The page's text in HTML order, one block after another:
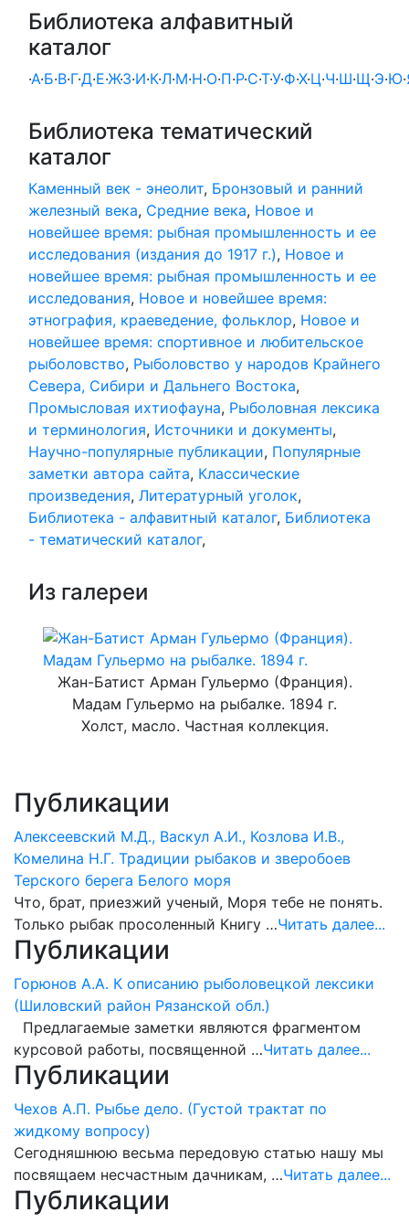
Библиотека алфавитный
каталог
·А·Б·В·Г·Д·Е·Ж·З·И·К·Л·М·Н·О·П·Р·С·Т·У·Ф·Х·Ц·Ч·Ш·Щ·Э·Ю·
Библиотека тематический
каталог
Каменный век - энеолит, Бронзовый и ранний
железный века, Средние века, Новое и
новейшее время: рыбная промышленность и ее
исследования (издания до 1917 г.), Новое и
новейшее время: рыбная промышленность и ее
исследования, Новое и новейшее время:
этнография, краеведение, фольклор, Новое и
новейшее время: спортивное и любительское
рыболовство, Рыболовство у народов Крайнего
Севера, Сибири и Дальнего Востока,
Промысловая ихтиофауна, Рыболовная лексика
и терминология, Источники и документы,
Научно-популярные публикации, Популярные
заметки автора сайта, Классические
произведения, Литературный уголок,
Библиотека - алфавитный каталог, Библиотека
- тематический каталог,
Из галереи
Жан-Батист Арман Гульермо (Франция).
Мадам Гульермо на рыбалке. 1894 г.
Холст, масло. Частная коллекция.
Публикации
Алексеевский М.Д., Васкул А.И., Козлова И.В.,
Комелина Н.Г. Традиции рыбаков и зверобоев
Терского берега Белого моря
Что, брат, приезжий ученый, Моря тебе не понять.
Только рыбак просоленный Книгу …Читать далее...
Публикации
Горюнов А.А. К описанию рыболовецкой лексики
(Шиловский район Рязанской обл.)
Предлагаемые заметки являются фрагментом
курсовой работы, посвященной …Читать далее...
Публикации
Чехов А.П. Рыбье дело. (Густой трактат по
жидкому вопросу)
Сегодняшнюю весьма передовую статью нашу мы
посвящаем несчастным дачникам, …Читать далее...
Публикации